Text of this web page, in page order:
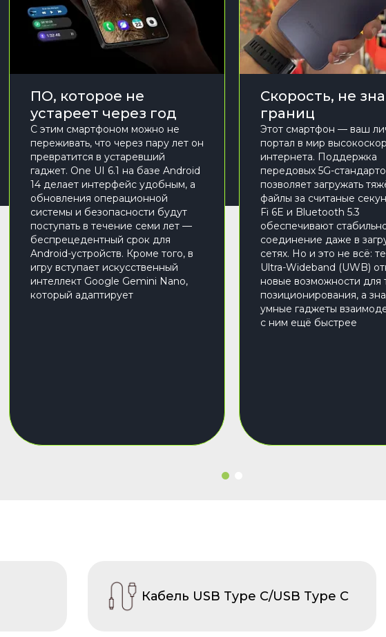
ПО, которое не
устареет через год
С этим смартфоном можно не
переживать, что через пару лет он
превратится в устаревший
гаджет. One UI 6.1 на базе Android
14 делает интерфейс удобным, а
обновления операционной
системы и безопасности будут
поступать в течение семи лет —
беспрецедентный срок для
Android-устройств. Кроме того, в
игру вступает искусственный
интеллект Google Gemini Nano,
который адаптирует
Скорость, не
границ
Этот смартфон — ваш
портал в мир
интернета. Поддержка
передовых 5G-
позволяет загружать
файлы за считаные
Fi 6E и Bluetooth 5.3
обеспечивают
соединение даже в
сетях. Но и это не всё:
Ultra-Wideband (UWB)
новые возможности для
позиционирования, а
умные гаджеты
с ним ещё быстрее
Кабель USB Type C/USB Type C